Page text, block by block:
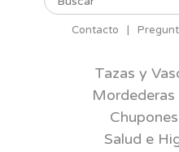
Buscar
Contacto
Tazas y
Mordederas
Chupones
Salud e